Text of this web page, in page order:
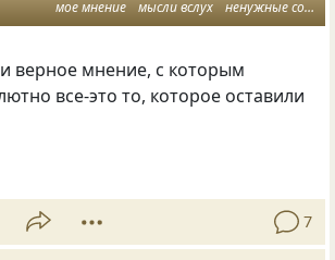
мое мнение мысли вслух ненужные советы
верное мнение, с которым
все-это то, которое оставили
7